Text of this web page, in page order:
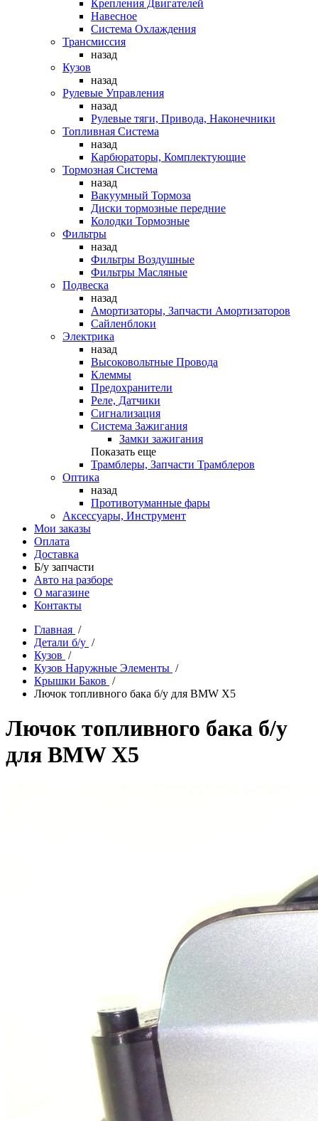
Крепления Двигателей
Навесное
Система Охлаждения
Трансмиссия
назад
Кузов
назад
Рулевые Управления
назад
Рулевые тяги, Привода, Наконечники
Топливная Система
назад
Карбюраторы, Комплектующие
Тормозная Система
назад
Вакуумный Тормоза
Диски тормозные передние
Колодки Тормозные
Фильтры
назад
Фильтры Воздушные
Фильтры Масляные
Подвеска
назад
Амортизаторы, Запчасти Амортизаторов
Сайленблоки
Электрика
назад
Высоковольтные Провода
Клеммы
Предохранители
Реле, Датчики
Сигнализация
Система Зажигания
Замки зажигания
Показать еще
Трамблеры, Запчасти Трамблеров
Оптика
назад
Противотуманные фары
Аксессуары, Инструмент
Мои заказы
Оплата
Доставка
Б/у запчасти
Авто на разборе
О магазине
Контакты
Главная /
Детали б/у /
Кузов /
Кузов Наружные Элементы /
Крышки Баков /
Лючок топливного бака б/у для BMW X5
Лючок топливного бака б/у
для BMW X5